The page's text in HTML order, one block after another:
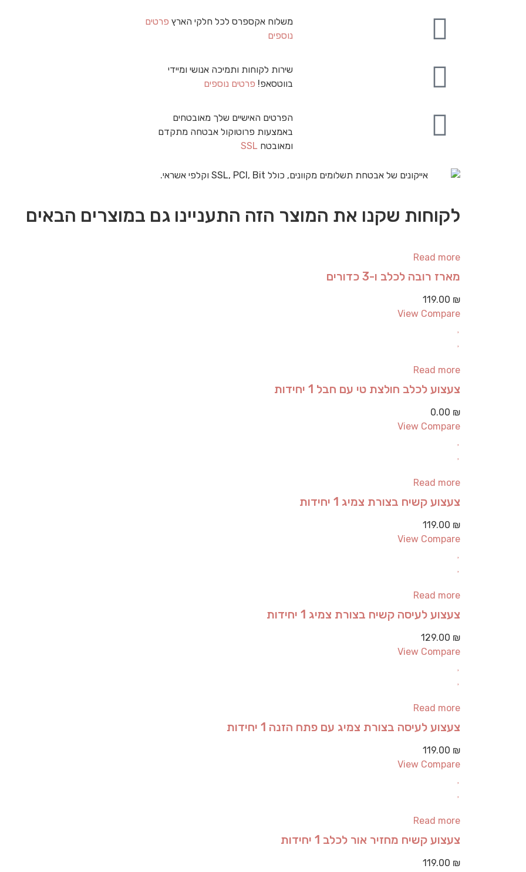
משלוח אקספרס לכל חלקי הארץ פרטים
נוספים
שירות לקוחות ותמיכה אנושי ומיידי
בווטסאפ! פרטים נוספים
הפרטים האישיים שלך מאובטחים
באמצעות פרוטוקול אבטחה מתקדם
ומאובטח SSL
לקוחות שקנו את המוצר הזה התעניינו גם במוצרים הבאים
Read more
מארז רובה לכלב ו-3 כדורים
119.00 ₪
View Compare
Read more
צעצוע לכלב חולצת טי עם חבל 1 יחידות
0.00 ₪
View Compare
Read more
צעצוע קשיח בצורת צמיג 1 יחידות
119.00 ₪
View Compare
Read more
צעצוע לעיסה קשיח בצורת צמיג 1 יחידות
129.00 ₪
View Compare
Read more
צעצוע לעיסה בצורת צמיג עם פתח הזנה 1 יחידות
119.00 ₪
View Compare
Read more
צעצוע קשיח מחזיר אור לכלב 1 יחידות
119.00 ₪